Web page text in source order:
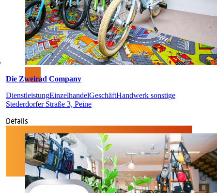
Die Zweirad Company
DienstleistungEinzelhandelGeschäftHandwerk sonstige
Stederdorfer Straße 3, Peine
Details